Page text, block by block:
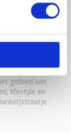
en
vol
gebied van
lifestyle en